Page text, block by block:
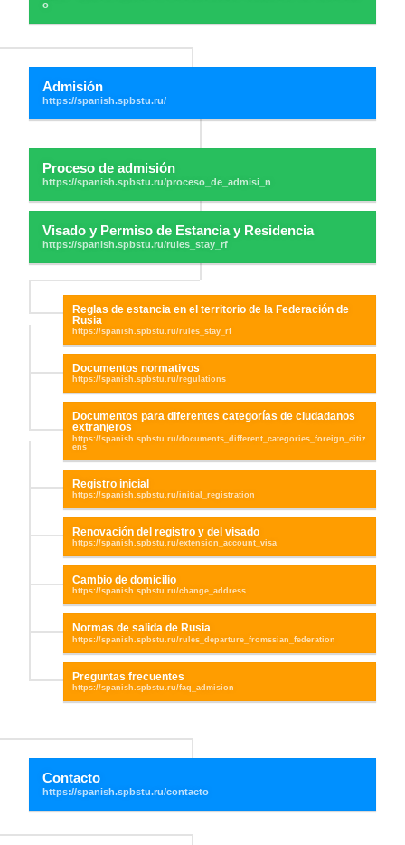
Admisión
Proceso de admisión
Visado y Permiso de Estancia y Residencia
Reglas de estancia en el territorio de la Federación de
Rusia
Documentos normativos
Documentos para diferentes categorías de ciudadanos
extranjeros
Registro inicial
Renovación del registro y del visado
Cambio de domicilio
Normas de salida de Rusia
Preguntas frecuentes
Contacto